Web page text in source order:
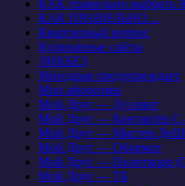
КАК правильно выбрать
КАК ПРАВИЛЬНО…
Квартирный вопрос
Кулинарные сайты
ЛИКБЕЗ
Минздрав предупреждает
Мои афоризмы
Мой Друг — Дуэлянт
Мой Друг — Контактёр
Мой Друг — Мистер
Мой Друг — Обормот
Мой Друг — Политкорр
Мой Друг — ТБ